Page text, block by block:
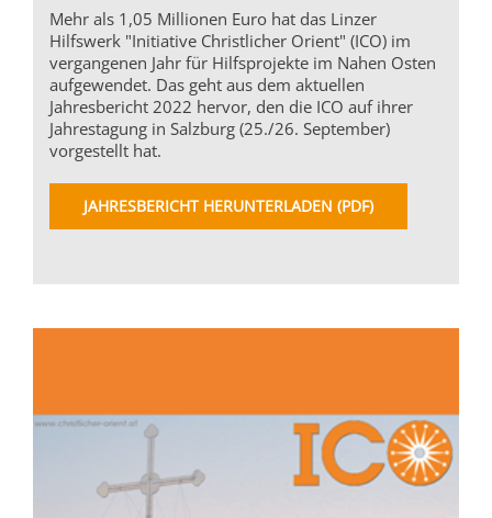
Mehr als 1,05 Millionen Euro hat das Linzer
Hilfswerk "Initiative Christlicher Orient" (ICO) im
vergangenen Jahr für Hilfsprojekte im Nahen Osten
aufgewendet. Das geht aus dem aktuellen
Jahresbericht 2022 hervor, den die ICO auf ihrer
Jahrestagung in Salzburg (25./26. September)
vorgestellt hat.
JAHRESBERICHT HERUNTERLADEN (PDF)